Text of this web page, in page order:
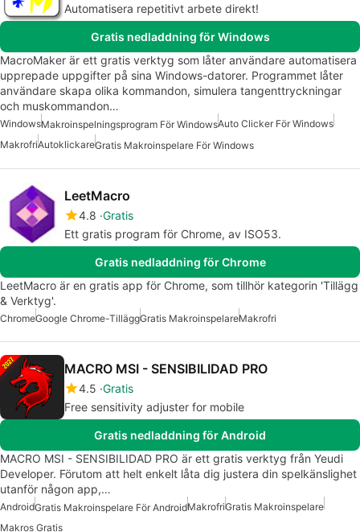
Automatisera repetitivt arbete direkt!
Gratis nedladdning för Windows
MacroMaker är ett gratis verktyg som låter användare automatisera
upprepade uppgifter på sina Windows-datorer. Programmet låter
användare skapa olika kommandon, simulera tangenttryckningar
och muskommandon…
WindowsMakroinspelningsprogram För WindowsAuto Clicker För Windows
MakrofriAutoklickareGratis Makroinspelare För Windows
LeetMacro
4.8 Gratis
Ett gratis program för Chrome, av ISO53.
Gratis nedladdning för Chrome
LeetMacro är en gratis app för Chrome, som tillhör kategorin 'Tillägg
& Verktyg'.
ChromeGoogle Chrome-TilläggGratis MakroinspelareMakrofri
MACRO MSI - SENSIBILIDAD PRO
4.5 Gratis
Free sensitivity adjuster for mobile
Gratis nedladdning för Android
MACRO MSI - SENSIBILIDAD PRO är ett gratis verktyg från Yeudi
Developer. Förutom att helt enkelt låta dig justera din spelkänslighet
utanför någon app,…
AndroidGratis Makroinspelare För AndroidMakrofriGratis Makroinspelare
Makros Gratis